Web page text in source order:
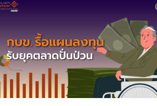
ราชการไม่กล้า Cut loss รวมถึงมีภาพลักษณ์ที่ไม่
ค่อยดี ลดโอกาสการลงทุนที่ดีในระดับโลก